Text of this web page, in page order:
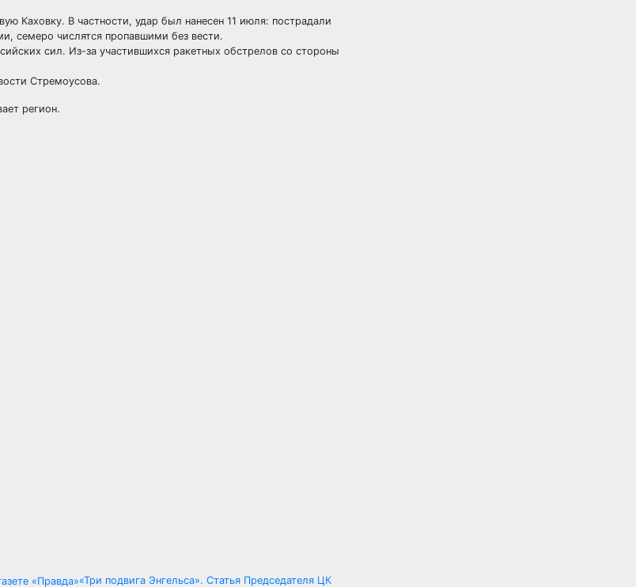
Каховку. В частности, удар был нанесен 11 июля: пострадали
семеро числятся пропавшими без вести.
сил. Из-за участившихся ракетных обстрелов со стороны
Стремоусова.
регион.
«Три подвига Энгельса». Статья Председателя ЦК